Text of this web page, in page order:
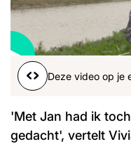
Deze video op je
'Met Jan had ik
gedacht', vertelt